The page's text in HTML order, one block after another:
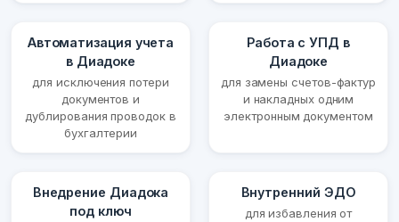
Автоматизация учета
в Диадоке
для исключения потери
документов и
дублирования проводок в
бухгалтерии
Работа с УПД в
Диадоке
для замены счетов-фактур
и накладных одним
электронным документом
Внедрение Диадока
под ключ
Внутренний ЭДО
для избавления от